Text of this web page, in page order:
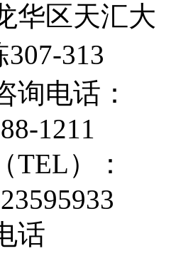
华区天汇大
307-313
询电话：
1211
TEL）：
话